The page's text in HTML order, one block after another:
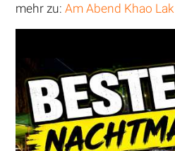
mehr zu:Am Abend Khao Lak